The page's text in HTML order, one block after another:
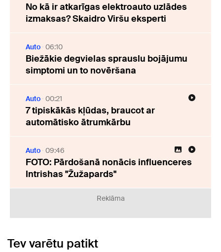
No kā ir atkarīgas elektroauto uzlādes
izmaksas? Skaidro Viršu eksperti
Auto 06:10
Biežākie degvielas sprauslu bojājumu
simptomi un to novēršana
Auto 00:21
7 tipiskākās kļūdas, braucot ar
automātisko ātrumkārbu
Auto 09:46
FOTO: Pārdošanā nonācis influenceres
Intrishas "Žužapards"
Reklāma
Tev varētu patikt